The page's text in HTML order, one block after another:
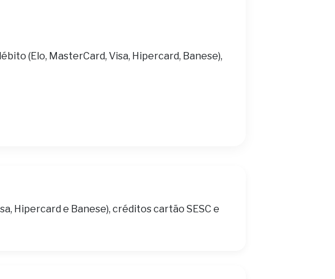
(Elo, MasterCard, Visa, Hipercard, Banese),
Hipercard e Banese), créditos cartão SESC e